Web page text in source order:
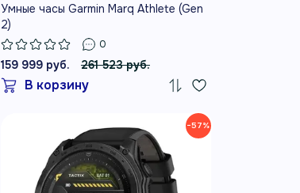
Умные часы Garmin Marq Athlete (Gen
2)
0
159 999 руб. 261 523 руб.
В корзину
−57%